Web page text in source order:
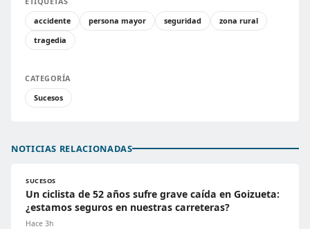
accidente
persona mayor seguridad
zona rural
tragedia
CATEGORÍA
Sucesos
NOTICIAS RELACIONADAS
SUCESOS
Un ciclista de 52 años sufre grave caída en Goizueta:
¿estamos seguros en nuestras carreteras?
Hace 3h